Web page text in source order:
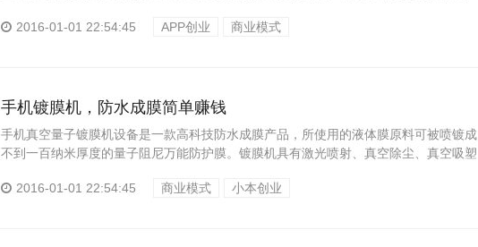
2016-01-01 22:54:45
APP创业 商业模式
手机镀膜机，防水成膜简单赚钱
手机真空量子镀膜机设备是一款高科技防水成膜产品，所使用的液体膜原料可被喷镀成
不到一百纳米厚度的量子阻尼万能防护膜。镀膜机具有激光喷射、真空除尘、真空吸塑
2016-01-01 22:54:45
商业模式 小本创业